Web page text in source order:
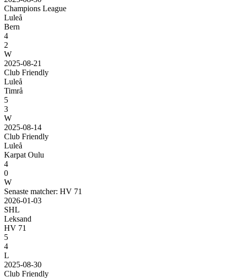
Champions League
Luleå
Bern
4
2
W
2025-08-21
Club Friendly
Luleå
Timrå
5
3
W
2025-08-14
Club Friendly
Luleå
Karpat Oulu
4
0
W
Senaste matcher: HV 71
2026-01-03
SHL
Leksand
HV 71
5
4
L
2025-08-30
Club Friendly